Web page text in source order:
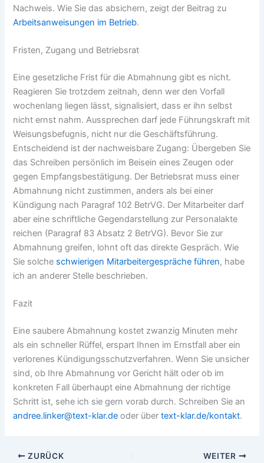
Nachweis. Wie Sie das absichern, zeigt der Beitrag zu
Arbeitsanweisungen im Betrieb.
Fristen, Zugang und Betriebsrat
Eine gesetzliche Frist für die Abmahnung gibt es nicht.
Reagieren Sie trotzdem zeitnah, denn wer den Vorfall
wochenlang liegen lässt, signalisiert, dass er ihn selbst
nicht ernst nahm. Aussprechen darf jede Führungskraft mit
Weisungsbefugnis, nicht nur die Geschäftsführung.
Entscheidend ist der nachweisbare Zugang: Übergeben Sie
das Schreiben persönlich im Beisein eines Zeugen oder
gegen Empfangsbestätigung. Der Betriebsrat muss einer
Abmahnung nicht zustimmen, anders als bei einer
Kündigung nach Paragraf 102 BetrVG. Der Mitarbeiter darf
aber eine schriftliche Gegendarstellung zur Personalakte
reichen (Paragraf 83 Absatz 2 BetrVG). Bevor Sie zur
Abmahnung greifen, lohnt oft das direkte Gespräch. Wie
Sie solche schwierigen Mitarbeitergespräche führen, habe
ich an anderer Stelle beschrieben.
Fazit
Eine saubere Abmahnung kostet zwanzig Minuten mehr
als ein schneller Rüffel, erspart Ihnen im Ernstfall aber ein
verlorenes Kündigungsschutzverfahren. Wenn Sie unsicher
sind, ob Ihre Abmahnung vor Gericht hält oder ob im
konkreten Fall überhaupt eine Abmahnung der richtige
Schritt ist, sehe ich sie gern vorab durch. Schreiben Sie an
andree.linker@text-klar.de oder übertext-klar.de/kontakt.
ZURÜCK WEITER